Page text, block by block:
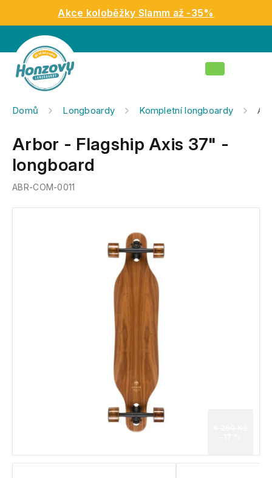
obsah
Akce koloběžky Slamm až -35%
Nákupní
Domů Longboardy Kompletní longboardy
Arbor - Flagship Axis 37" -
longboard
ABR-COM-0011